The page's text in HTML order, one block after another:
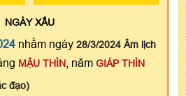
NGÀYXẤU
nhằm ngày 28/3/2024 Âm lịch
MẬU THÌN , năm GIÁP THÌN
đạo)